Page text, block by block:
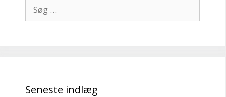
efter:
Seneste indlæg